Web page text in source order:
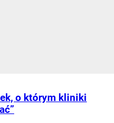
o którym kliniki